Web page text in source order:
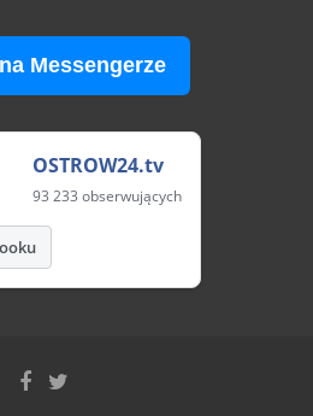
Messengerze
OSTROW24.tv
93 233 obserwujących